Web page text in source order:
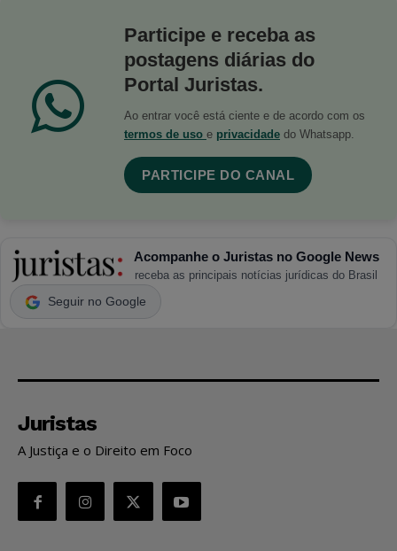
Participe e receba as
postagens diárias do
Portal Juristas.
Ao entrar você está ciente e de acordo com os
termos de uso e privacidade do Whatsapp.
PARTICIPE DO CANAL
Acompanhe o Juristas no Google News
receba as principais notícias jurídicas do Brasil
Seguir no Google
Juristas
A Justiça e o Direito em Foco